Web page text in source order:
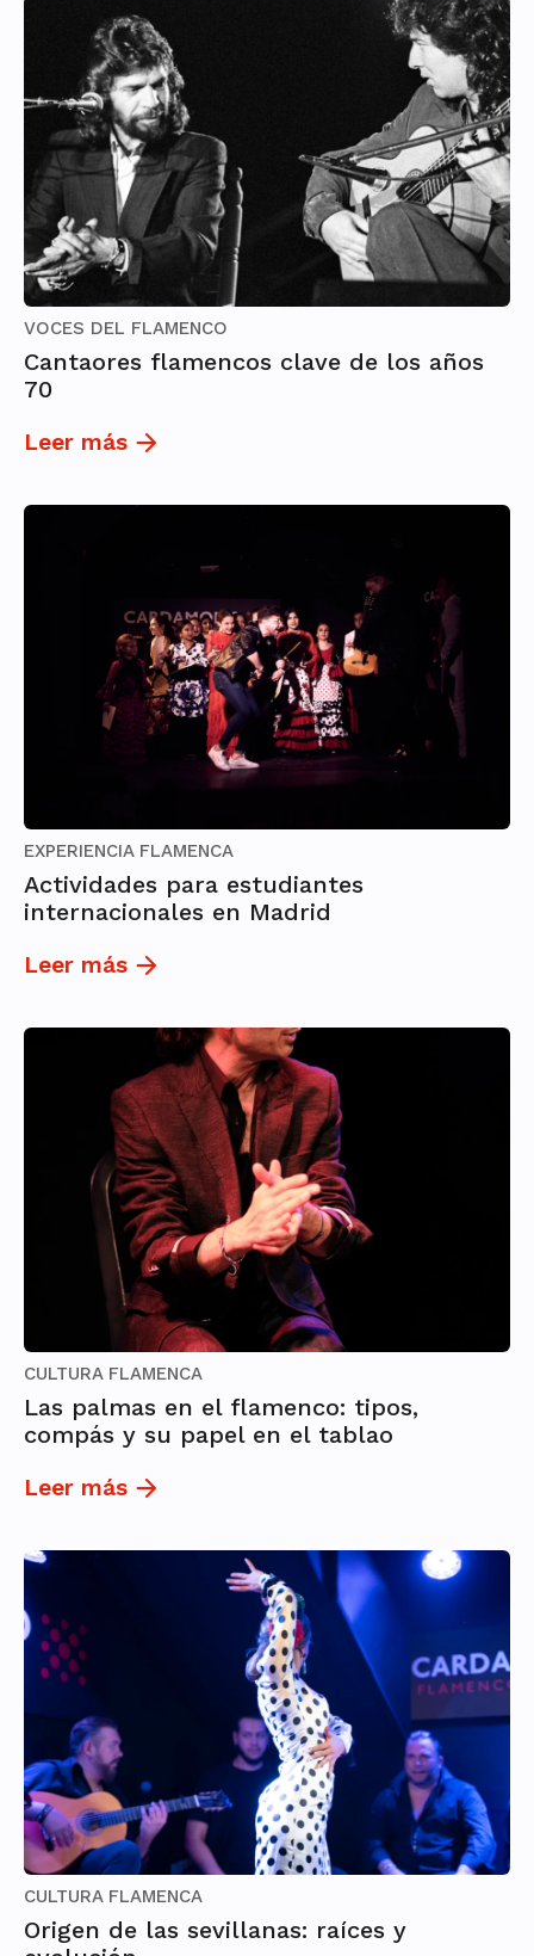
VOCES DEL FLAMENCO
Cantaores flamencos clave de los años
70
Leer más
EXPERIENCIA FLAMENCA
Actividades para estudiantes
internacionales en Madrid
Leer más
CULTURA FLAMENCA
Las palmas en el flamenco: tipos,
compás y su papel en el tablao
Leer más
CULTURA FLAMENCA
Origen de las sevillanas: raíces y